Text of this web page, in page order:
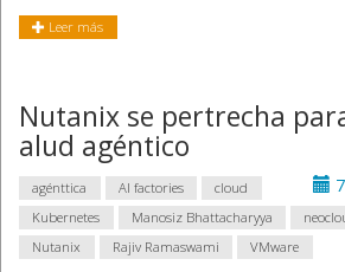
Leer más
Nutanix se pertrecha
alud agéntico
agénttica AI factories
cloud
Kubernetes
Manosiz Bhattacharyya
Nutanix
Rajiv Ramaswami VMware